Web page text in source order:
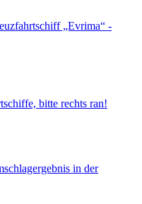
„Evrima“ -
bitte rechts ran!
in der